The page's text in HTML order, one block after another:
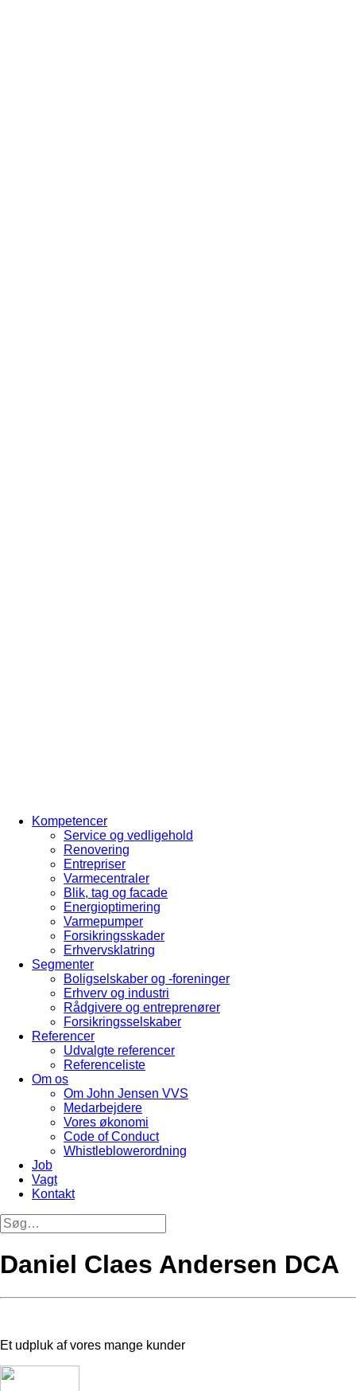
Kompetencer
Service og vedligehold
Renovering
Entrepriser
Varmecentraler
Blik, tag og facade
Energioptimering
Varmepumper
Forsikringsskader
Erhvervsklatring
Segmenter
Boligselskaber og -foreninger
Erhverv og industri
Rådgivere og entreprenører
Forsikringsselskaber
Referencer
Udvalgte referencer
Referenceliste
Om os
Om John Jensen VVS
Medarbejdere
Vores økonomi
Code of Conduct
Whistleblowerordning
Job
Vagt
Kontakt
Daniel Claes Andersen DCA
Et udpluk af vores mange kunder